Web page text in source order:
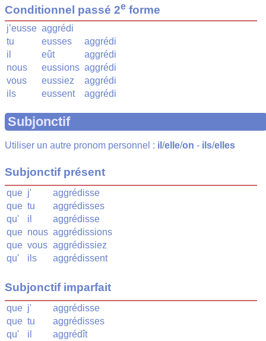
Conditionnel passé 2e forme
j’eusse aggrédi
tu
eusses
aggrédi
il
eût
aggrédi
nous
eussions aggrédi
vous
eussiez
aggrédi
ils
eussent aggrédi
Subjonctif
Utiliser un autre pronom personnel : il /elle/on - ils/elles
Subjonctif présent
que j'
aggrédisse
que tu
aggrédisses
qu'
il
aggrédisse
que nous aggrédissions
que vous aggrédissiez
qu'
ils aggrédissent
Subjonctif imparfait
que j'
aggrédisse
que tu
aggrédisses
qu'
il
aggrédît